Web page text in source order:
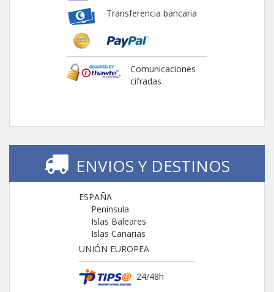
Transferencia bancaria
Comunicaciones
cifradas
ENVIOS Y DESTINOS
ESPAÑA
Península
Islas Baleares
Islas Canarias
UNIÓN EUROPEA
24/48h